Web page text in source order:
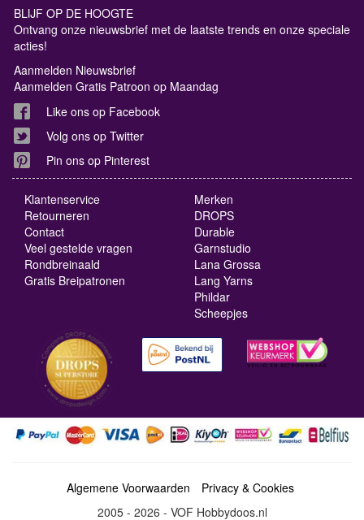
BLIJF OP DE HOOGTE
Ontvang onze nieuwsbrief met de laatste trends en onze speciale
acties!
Aanmelden Nieuwsbrief
Aanmelden Gratis Patroon op Maandag
Like ons op Facebook
Volg ons op Twitter
Pin ons op Pinterest
Klantenservice
Retourneren
Contact
Veel gestelde vragen
Rondbreinaald
Gratis Breipatronen
Merken
DROPS
Durable
Garnstudio
Lana Grossa
Lang Yarns
Phildar
Scheepjes
Algemene Voorwaarden
Privacy & Cookies
2005 - 2026 - VOF Hobbydoos.nl